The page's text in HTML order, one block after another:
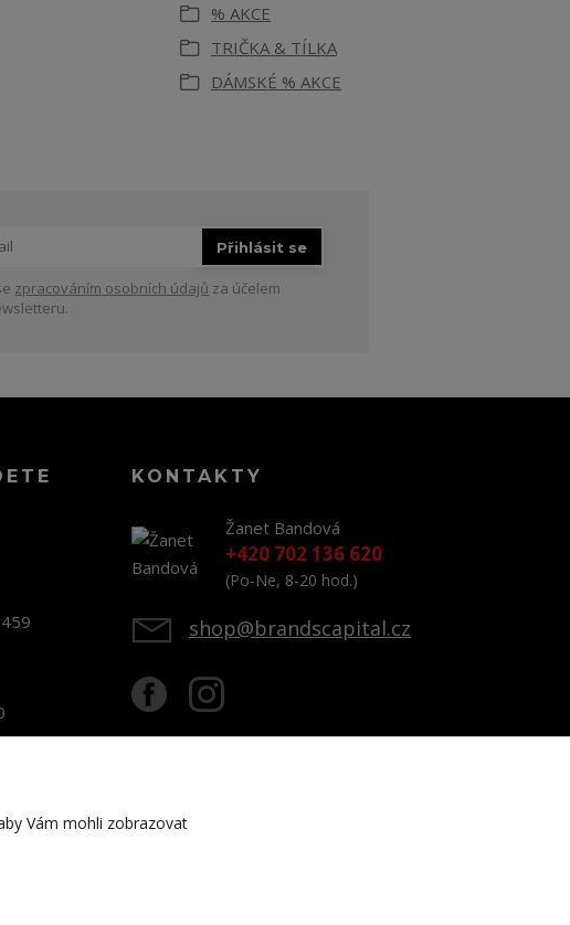
% AKCE
TRIČKA & TÍLKA
DÁMSKÉ % AKCE
Přihlásit se
zpracováním osobních údajů za účelem
KONTAKTY
Žanet Bandová
+420 702 136 620
(Po-Ne, 8-20 hod.)
shop@brandscapital.cz
Vám mohli zobrazovat